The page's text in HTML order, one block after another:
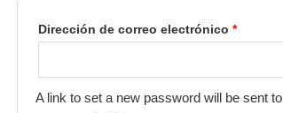
Dirección de correo electrónico *
A link to set a new password will be sent to